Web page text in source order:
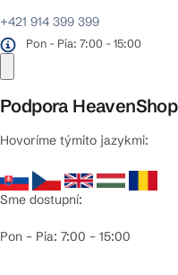
+421 914 399 399
Pon - Pia: 7:00 - 15:00
Podpora HeavenShop
Hovoríme týmito jazykmi:
Sme dostupní:
Pon – Pia: 7:00 – 15:00